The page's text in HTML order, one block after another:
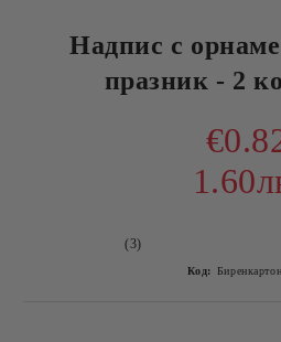
Надпис с
празник - 2
(3)
Код: